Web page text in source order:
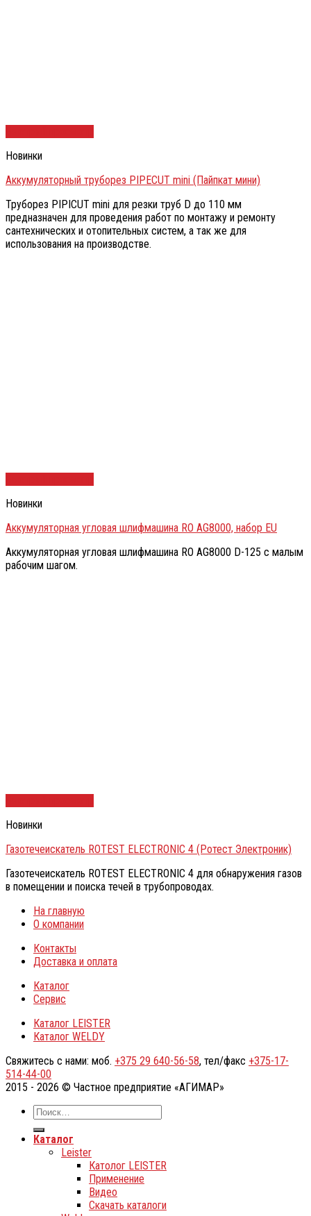
Новинки
Аккумуляторный труборез PIPECUT mini (Пайпкат мини)
Труборез PIPICUT mini для резки труб D до 110 мм
предназначен для проведения работ по монтажу и ремонту
сантехнических и отопительных систем, а так же для
использования на производстве.
Новинки
Аккумуляторная угловая шлифмашина RO AG8000, набор EU
Аккумуляторная угловая шлифмашина RO AG8000 D-125 с малым
рабочим шагом.
Новинки
Газотечеискатель ROTEST ELECTRONIC 4 (Ротест Электроник)
Газотечеискатель ROTEST ELECTRONIC 4 для обнаружения газов
в помещении и поиска течей в трубопроводах.
На главную
О компании
Контакты
Доставка и оплата
Каталог
Сервис
Каталог LEISTER
Каталог WELDY
Свяжитесь с нами: моб. +375 29 640-56-58, тел/факс +375-17-
514-44-00
2015 - 2026 © Частное предприятие «АГИМАР»
Каталог
Leister
Католог LEISTER
Применение
Видео
Скачать каталоги